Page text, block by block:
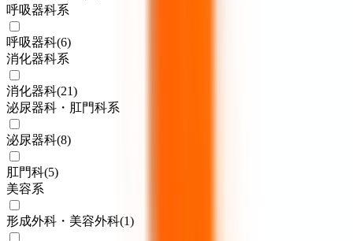
呼吸器科系
呼吸器科(6)
消化器科系
消化器科(21)
泌尿器科・肛門科系
泌尿器科(8)
肛門科(5)
美容系
形成外科・美容外科(1)